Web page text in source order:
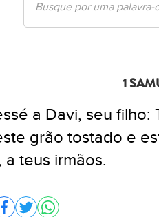
1
a Davi, seu
grão tostado e
a teus irmãos.
Compartilhar no Facebook
Compartilhar no Twitter
Compartilhar no